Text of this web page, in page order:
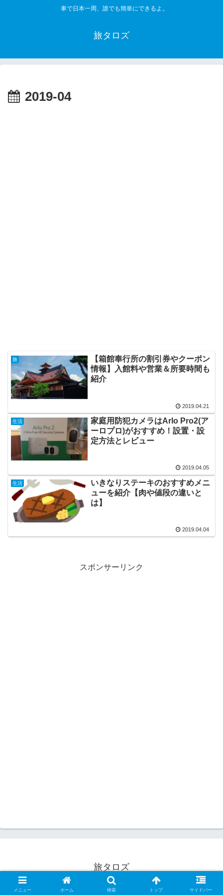
車で日本一周、誰でも簡単にできるよ。
旅タロズ
2019-04
旅
【箱館奉行所の割引券やクーポン
情報】入館料や営業＆所要時間も
紹介
2019.04.21
生活
家庭用防犯カメラはArlo Pro2(ア
ーロプロ)がおすすめ！設置・設
定方法とレビュー
2019.04.05
生活
いきなりステーキのおすすめメニ
ューを紹介【肉や値段の違いと
は】
2019.04.04
スポンサーリンク
旅タロズ
© 2017 旅タロズ.
メニュー ホーム 検索 トップ サイドバー